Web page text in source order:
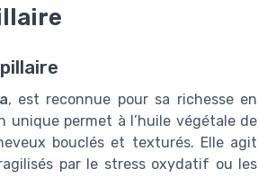
, est reconnue pour sa richesse en
unique permet à l’huile végétale de
bouclés et texturés. Elle agit
par le stress oxydatif ou les